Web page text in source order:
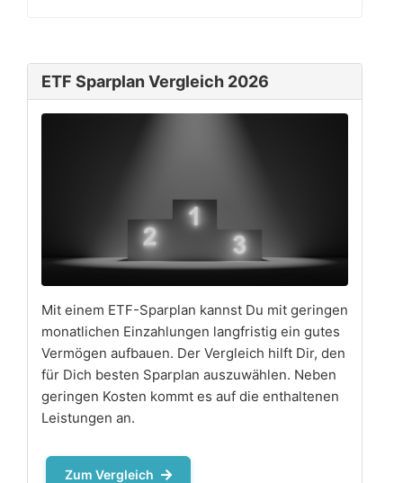
ETF Sparplan Vergleich 2026
Mit einem ETF-Sparplan kannst Du mit geringen
monatlichen Einzahlungen langfristig ein gutes
Vermögen aufbauen. Der Vergleich hilft Dir, den
für Dich besten Sparplan auszuwählen. Neben
geringen Kosten kommt es auf die enthaltenen
Leistungen an.
Zum Vergleich